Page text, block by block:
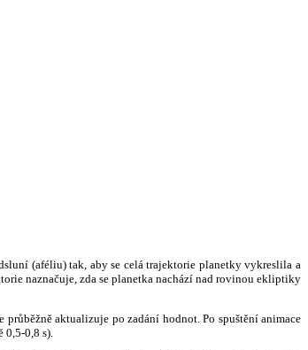
(aféliu) tak, aby se celá trajektorie planetky vykreslila a
naznačuje, zda se planetka nachází nad rovinou ekliptiky
aktualizuje po zadání hodnot. Po spuštění animace
0,8 s).